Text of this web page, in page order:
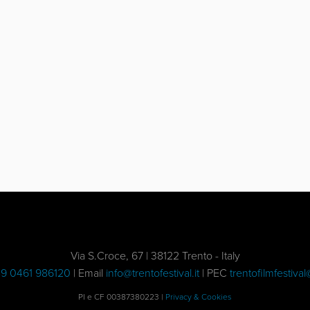
Via S.Croce, 67 | 38122 Trento - Italy
0461 986120 | Email info@trentofestival.it| PEC
PI e CF 00387380223 | Privacy & Cookies